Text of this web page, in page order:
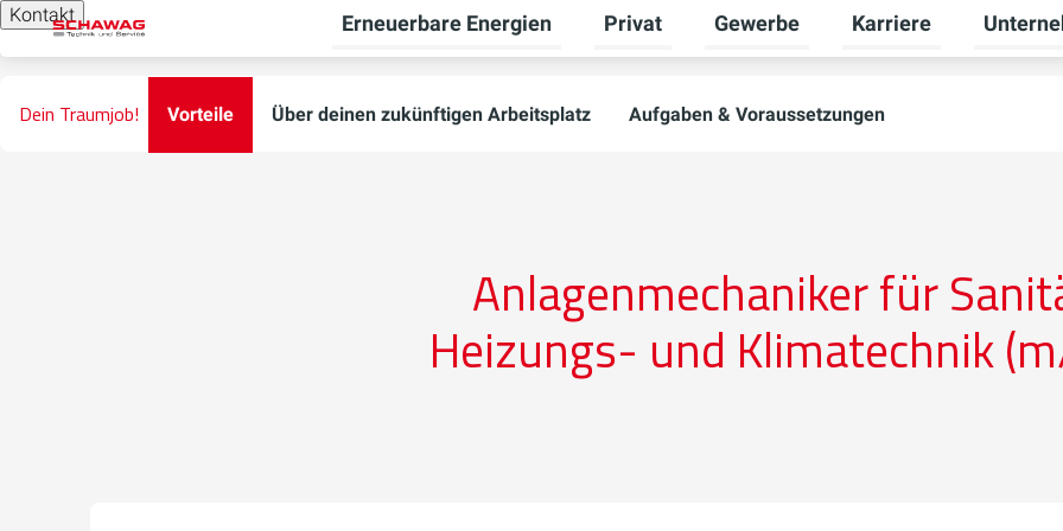
Kontakt Erneuerbare Energien
Untermenü für Erneuerbare Energien umschalten
Privat
Untermenü für Privat umschalten
Gewerbe
Untermenü für
Karriere
Dein Traumjob! Vorteile Über deinen zukünftigen Arbeitsplatz Aufgaben & Voraussetzungen
Anlagenmechaniker für
Heizungs- und Klimatechnik